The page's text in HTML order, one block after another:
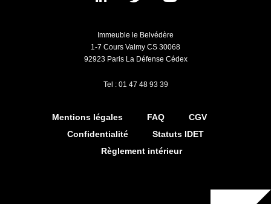
Immeuble le Belvédère
1-7 Cours Valmy CS 30068
92923 Paris La Défense Cédex
Tel : 01 47 48 93 39
Mentions légales FAQ
CGV
Confidentialité
Statuts IDET
Règlement intérieur